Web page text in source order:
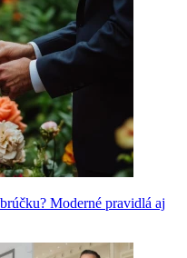
Moderné pravidlá aj